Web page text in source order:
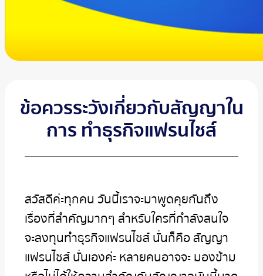
ข้อควรระวังเกี่ยวกับสัญญาใน
การ ทำธุรกิจแฟรนไชส์
สวัสดีค่ะทุกคน วันนี้เราจะมาพูดคุยกันถึง
เรื่องที่สำคัญมากๆ สำหรับใครที่กำลังสนใจ
จะลงทุนทำธุรกิจแฟรนไชส์ นั่นก็คือ สัญญา
แฟรนไชส์ นั่นเองค่ะ หลายคนอาจจะ มองข้าม